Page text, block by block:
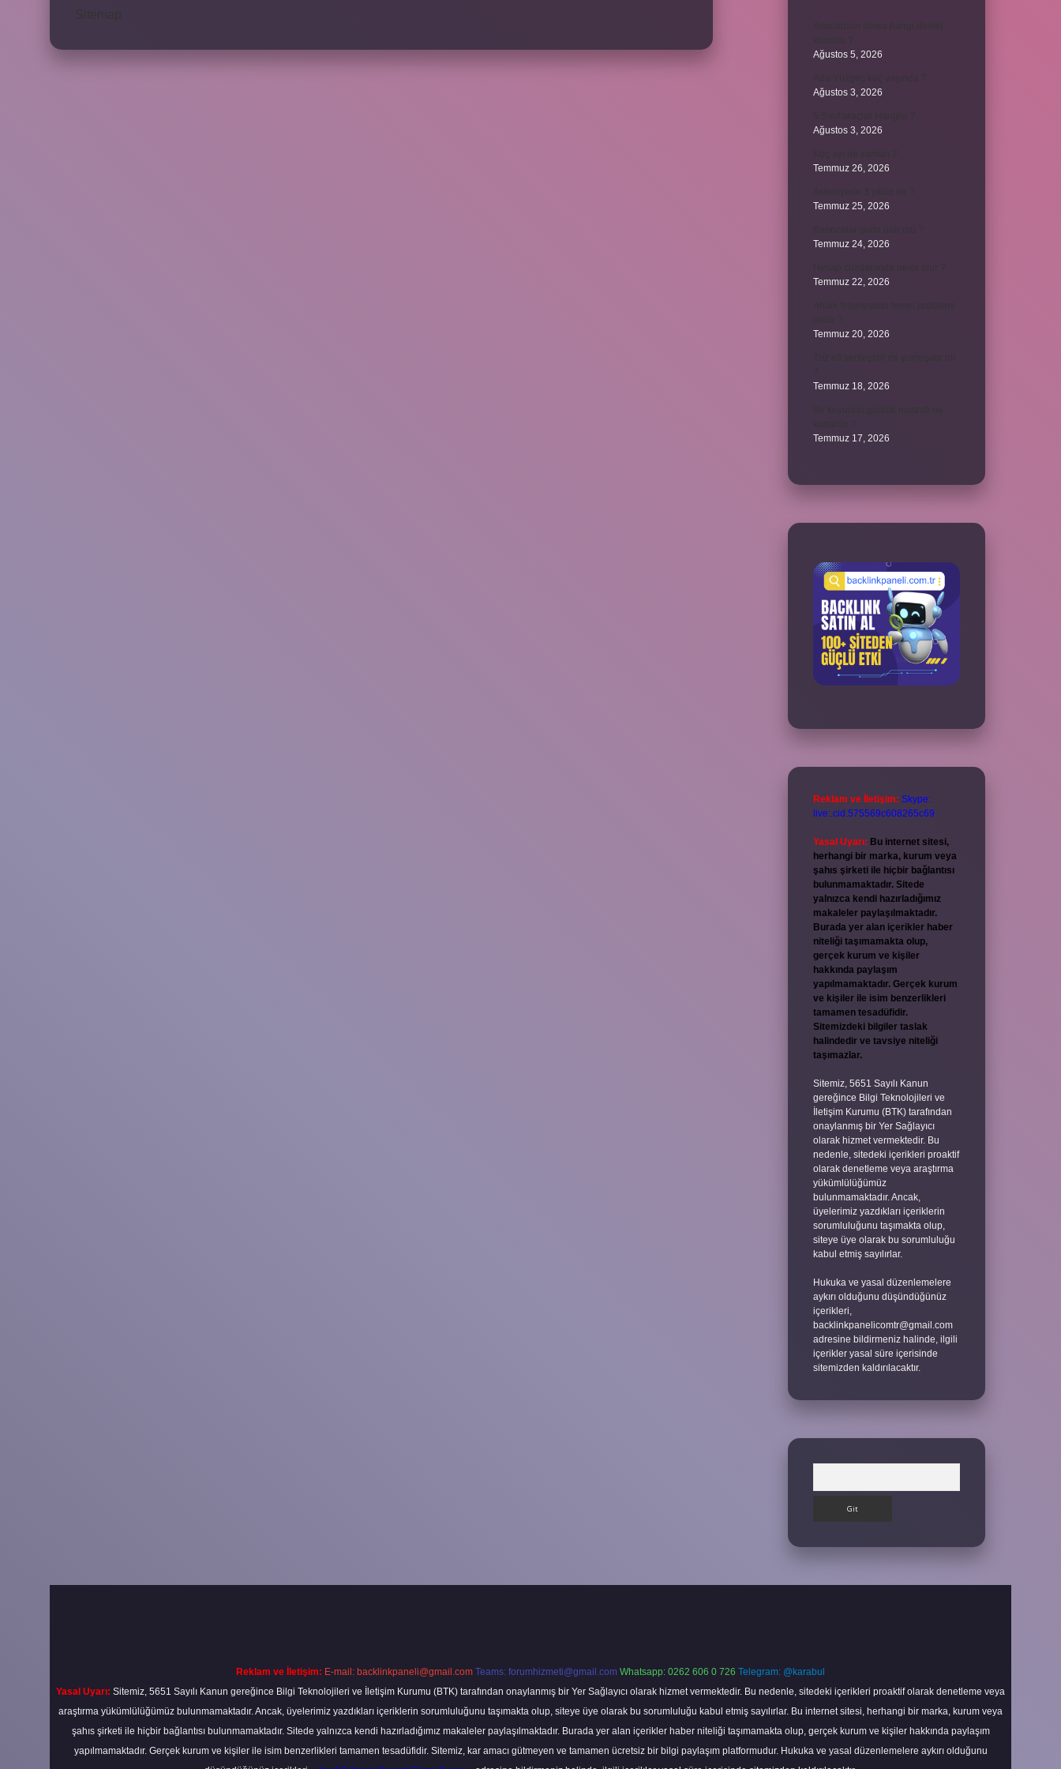
Ağustos 5, 2026
Ağustos 3, 2026
Ağustos 3, 2026
Temmuz 26, 2026
Temmuz 25, 2026
Temmuz 24, 2026
Temmuz 22, 2026
Temmuz 20, 2026
Temmuz 18, 2026
Temmuz 17, 2026
Reklam ve İletişim: Skype:
live:.cid.575569c608265c69
Yasal Uyarı: Bu internet sitesi,
herhangi bir marka, kurum veya
şahıs şirketi ile hiçbir bağlantısı
bulunmamaktadır. Sitede
yalnızca kendi hazırladığımız
makaleler paylaşılmaktadır.
Burada yer alan içerikler haber
niteliği taşımamakta olup,
gerçek kurum ve kişiler
hakkında paylaşım
yapılmamaktadır. Gerçek kurum
ve kişiler ile isim benzerlikleri
tamamen tesadüfidir.
Sitemizdeki bilgiler taslak
halindedir ve tavsiye niteliği
taşımazlar.
Sitemiz, 5651 Sayılı Kanun
gereğince Bilgi Teknolojileri ve
İletişim Kurumu (BTK) tarafından
onaylanmış bir Yer Sağlayıcı
olarak hizmet vermektedir. Bu
nedenle, sitedeki içerikleri proaktif
olarak denetleme veya araştırma
yükümlülüğümüz
bulunmamaktadır. Ancak,
üyelerimiz yazdıkları içeriklerin
sorumluluğunu taşımakta olup,
siteye üye olarak bu sorumluluğu
kabul etmiş sayılırlar.
Hukuka ve yasal düzenlemelere
aykırı olduğunu düşündüğünüz
içerikleri,
backlinkpanelicomtr@gmail.com
adresine bildirmeniz halinde, ilgili
içerikler yasal süre içerisinde
sitemizden kaldırılacaktır.
Reklam ve İletişim: E-mail: backlinkpaneli@gmail.com Teams: forumhizmeti@gmail.com Whatsapp: 0262 606 0 726 Telegram: @karabul
Yasal Uyarı: Sitemiz, 5651 Sayılı Kanun gereğince Bilgi Teknolojileri ve İletişim Kurumu (BTK) tarafından onaylanmış bir Yer Sağlayıcı olarak hizmet vermektedir. Bu nedenle, sitedeki içerikleri proaktif olarak denetleme veya
araştırma yükümlülüğümüz bulunmamaktadır. Ancak, üyelerimiz yazdıkları içeriklerin sorumluluğunu taşımakta olup, siteye üye olarak bu sorumluluğu kabul etmiş sayılırlar. Bu internet sitesi, herhangi bir marka, kurum veya
şahıs şirketi ile hiçbir bağlantısı bulunmamaktadır. Sitede yalnızca kendi hazırladığımız makaleler paylaşılmaktadır. Burada yer alan içerikler haber niteliği taşımamakta olup, gerçek kurum ve kişiler hakkında paylaşım
yapılmamaktadır. Gerçek kurum ve kişiler ile isim benzerlikleri tamamen tesadüfidir. Sitemiz, kar amacı gütmeyen ve tamamen ücretsiz bir bilgi paylaşım platformudur. Hukuka ve yasal düzenlemelere aykırı olduğunu